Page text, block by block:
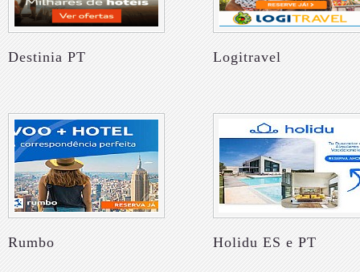
Destinia PT Logitravel
Rumbo Holidu ES e PT